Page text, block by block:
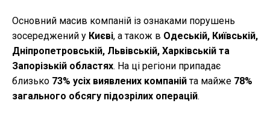
Основний масив компаній із ознаками порушень
зосереджений у Києві, а також в Одеській, Київській,
Дніпропетровській, Львівській, Харківській та
Запорізькій областях. На ці регіони припадає
близько 73% усіх виявлених компанійта майже 78%
загального обсягу підозрілих операцій.